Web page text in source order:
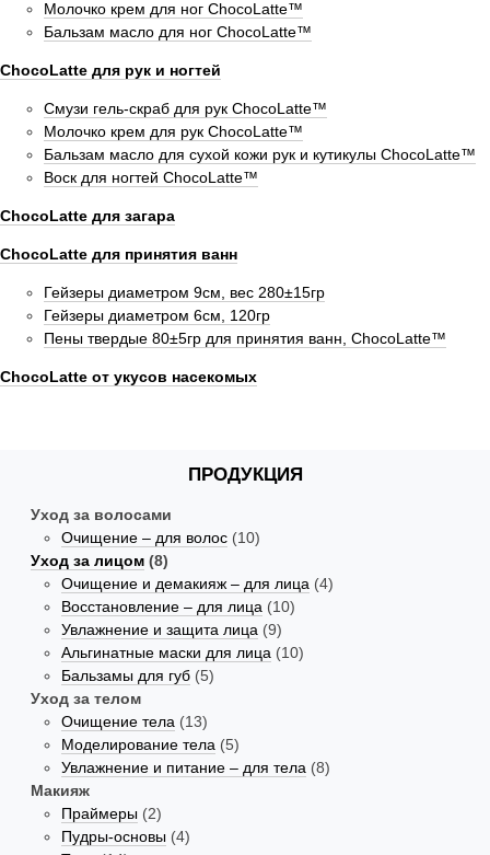
Молочко крем для ног ChocoLatte™
Бальзам масло для ног ChocoLatte™
ChocoLatte для рук и ногтей
Смузи гель-скраб для рук ChocoLatte™
Молочко крем для рук ChocoLatte™
Бальзам масло для сухой кожи рук и кутикулы ChocoLatte™
Воск для ногтей ChocoLatte™
ChocoLatte для загара
ChocoLatte для принятия ванн
Гейзеры диаметром 9см, вес 280±15гр
Гейзеры диаметром 6см, 120гр
Пены твердые 80±5гр для принятия ванн, ChocoLatte™
ChocoLatte от укусов насекомых
ПРОДУКЦИЯ
Уход за волосами
Очищение – для волос (10)
Уход за лицом (8)
Очищение и демакияж – для лица (4)
Восстановление – для лица (10)
Увлажнение и защита лица (9)
Альгинатные маски для лица (10)
Бальзамы для губ (5)
Уход за телом
Очищение тела (13)
Моделирование тела (5)
Увлажнение и питание – для тела (8)
Макияж
Праймеры (2)
Пудры-основы (4)